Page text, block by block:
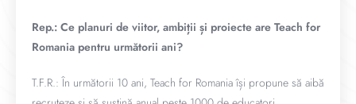
Rep.: Ce planuri de viitor, ambiții și proiecte are Teach for
Romania pentru următorii ani?
T.F.R.: În următorii 10 ani, Teach for Romania își propune să aibă